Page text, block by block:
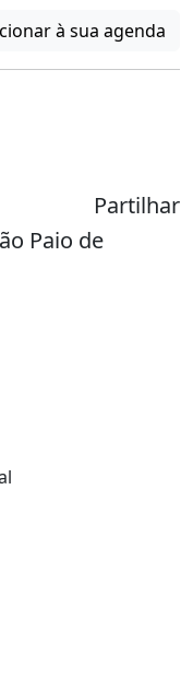
à sua agenda
Partilhar
Paio de